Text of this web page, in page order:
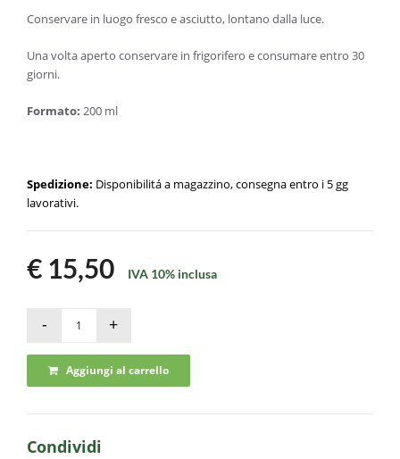
Conservare in luogo fresco e asciutto, lontano dalla luce.
Una volta aperto conservare in frigorifero e consumare entro 30
giorni.
Formato: 200 ml
Spedizione: Disponibilitá a magazzino, consegna entro i 5 gg
lavorativi.
€ 15,50 IVA 10% inclusa
- +
Aggiungi al carrello
Condividi